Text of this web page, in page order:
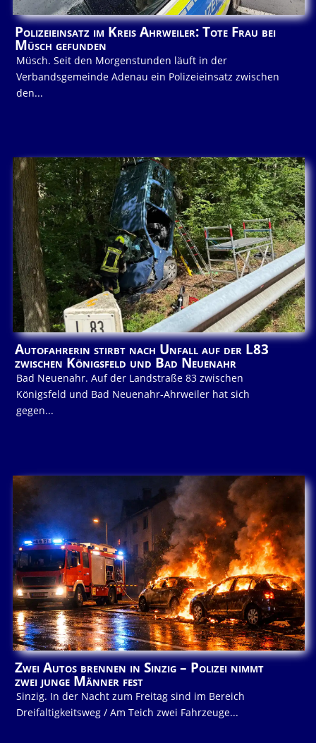
Polizeieinsatz im Kreis Ahrweiler: Tote Frau bei
Müsch gefunden
Müsch. Seit den Morgenstunden läuft in der
Verbandsgemeinde Adenau ein Polizeieinsatz zwischen
den...
Autofahrerin stirbt nach Unfall auf der L83
zwischen Königsfeld und Bad Neuenahr
Bad Neuenahr. Auf der Landstraße 83 zwischen
Königsfeld und Bad Neuenahr-Ahrweiler hat sich
gegen...
Zwei Autos brennen in Sinzig – Polizei nimmt
zwei junge Männer fest
Sinzig. In der Nacht zum Freitag sind im Bereich
Dreifaltigkeitsweg / Am Teich zwei Fahrzeuge...